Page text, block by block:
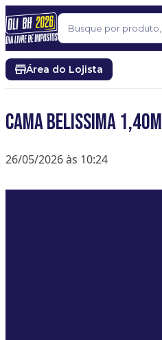
Pular para o conteúdo
Buscar
Área do Lojista
Cama Belissima 1,40m
26/05/2026 às 10:24